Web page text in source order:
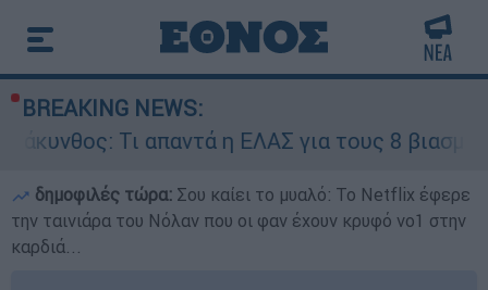
BREAKING NEWS:
απαντά η ΕΛΑΣ για τους 8 βιασμούς
δημοφιλές τώρα: Σου καίει το μυαλό: Το Netflix έφερε
την ταινιάρα του Νόλαν που οι φαν έχουν κρυφό νο1 στην
καρδιά...